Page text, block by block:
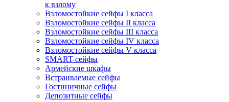
к взлому
Взломостойкие сейфы I класса
Взломостойкие сейфы II класса
Взломостойкие сейфы III класса
Взломостойкие сейфы IV класса
Взломостойкие сейфы V класса
SMART-сейфы
Армейские шкафы
Встраиваемые сейфы
Гостиничные сейфы
Депозитные сейфы